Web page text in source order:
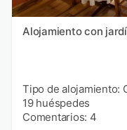
Alojamiento con
Tipo de alojamiento:
19 huéspedes
Comentarios: 4